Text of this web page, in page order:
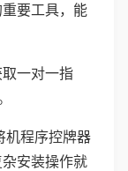
要工具，能
一对一指
机程序控牌器
安装操作就